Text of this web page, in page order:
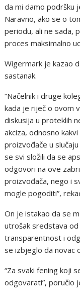
da mi damo podršku
Naravno, ako se o
periodu, ali ne sada,
proces maksimalno
Wigermark je kazao
sastanak.
“Načelnik i druge
kada je riječ o ovom
diskusija u proteklih
akciza, odnosno
proizvođače u
se svi složili da se
odgovori na ove
proizvođača, nego i
mogle pogoditi”,
On je istakao da se
utrošak sredstava
transparentnost i
se izbjeglo da novac
“Za svaki fening koji
odgovarati”, poručio